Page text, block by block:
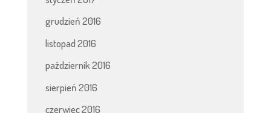
grudzień 2016
listopad 2016
październik 2016
sierpień 2016
czerwiec 2016